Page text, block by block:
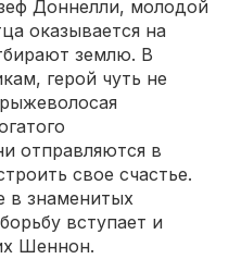
Доннелли, молодой
оказывается на
землю. В
герой чуть не
отправляются в
свое счастье.
в знаменитых
вступает и
Шеннон.